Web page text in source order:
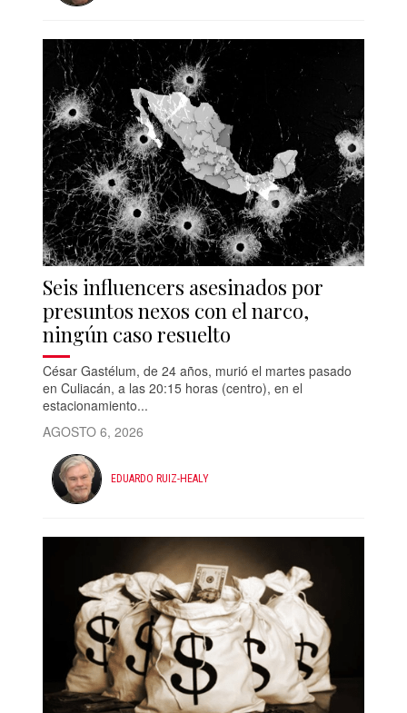
Seis influencers asesinados por
presuntos nexos con el narco,
ningún caso resuelto
César Gastélum, de 24 años, murió el martes pasado
en Culiacán, a las 20:15 horas (centro), en el
estacionamiento...
AGOSTO 6, 2026
EDUARDO RUIZ-HEALY